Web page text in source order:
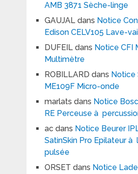
AMB 3871 Sèche-linge
GAUJALdans Notice
Edison CELV105 Lave-
DUFEILdans Notice CFI
Multimètre
ROBILLARD dans Notice
ME109F Micro-onde
marlats dans Notice
RE Perceuse à
acdans Notice Beurer
SatinSkin Pro Epilateur à
pulsée
ORSET dans Notice